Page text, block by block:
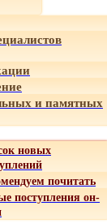
и памятных
новых
почитать
поступления он-